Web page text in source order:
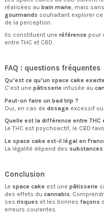
réalisées au bain marie , mais
gourmands souhaitant explorer ce
de la perception.
Ils constituent une référence pour
entre THC et CBD.
FAQ : questions fréquentes
Qu’est ce qu’un space cake
C’est une pâtisserie infusée au
Peut-on faire un bad trip ?
Oui, en cas de dosage excessif
Quelle est la différence entre THC
Le THC est psychoactif, le CBD
Le space cake est-il légal en
La légalité dépend des substances
Conclusion
Le space cake est une pâtisserie
des effets du cannabis.
ses risques et les bonnes façons
erreurs courantes.